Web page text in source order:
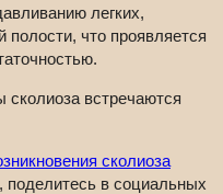
легких,
полости, что проявляется
встречаются
сколиоза
в социальных